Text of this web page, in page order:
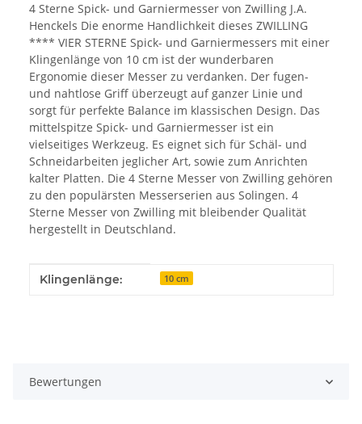
4 Sterne Spick- und Garniermesser von Zwilling J.A.
Henckels Die enorme Handlichkeit dieses ZWILLING
**** VIER STERNE Spick- und Garniermessers mit einer
Klingenlänge von 10 cm ist der wunderbaren
Ergonomie dieser Messer zu verdanken. Der fugen-
und nahtlose Griff überzeugt auf ganzer Linie und
sorgt für perfekte Balance im klassischen Design. Das
mittelspitze Spick- und Garniermesser ist ein
vielseitiges Werkzeug. Es eignet sich für Schäl- und
Schneidarbeiten jeglicher Art, sowie zum Anrichten
kalter Platten. Die 4 Sterne Messer von Zwilling gehören
zu den populärsten Messerserien aus Solingen. 4
Sterne Messer von Zwilling mit bleibender Qualität
hergestellt in Deutschland.
Produkteigenschaft
Wert
Klingenlänge: 10 cm
Bewertungen